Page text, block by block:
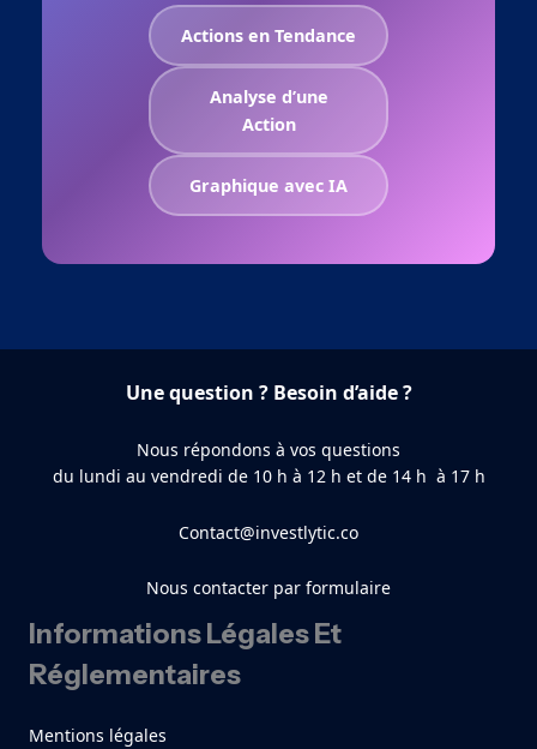
Actions en Tendance
Analyse d’une
Action
Graphique avec IA
Une question ? Besoin d’aide ?
Nous répondons à vos questions
du lundi au vendredi de 10 h à 12 h et de 14 h à 17 h
Contact@investlytic.co
Nous contacter par formulaire
Informations Légales Et
Réglementaires
Mentions légales